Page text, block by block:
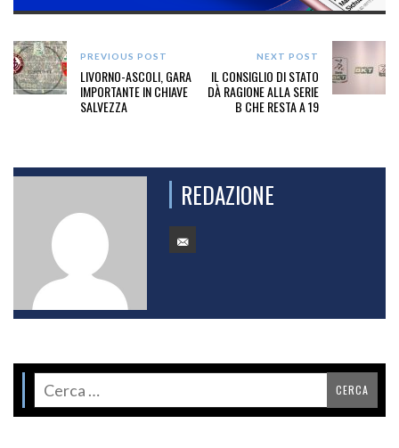
PREVIOUS POST
LIVORNO-ASCOLI, GARA
IMPORTANTE IN CHIAVE
SALVEZZA
NEXT POST
IL CONSIGLIO DI STATO
DÀ RAGIONE ALLA SERIE
B CHE RESTA A 19
REDAZIONE